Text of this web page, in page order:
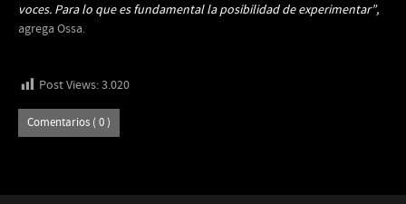
voces. Para lo que es fundamental la posibilidad de experimentar”,
agrega Ossa.
Post Views:3.020
Comentarios ( 0 )